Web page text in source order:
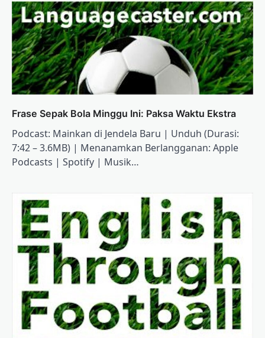
Frase Sepak Bola Minggu Ini: Paksa Waktu Ekstra
Podcast: Mainkan di Jendela Baru | Unduh (Durasi:
7:42 – 3.6MB) | Menanamkan Berlangganan: Apple
Podcasts | Spotify | Musik…